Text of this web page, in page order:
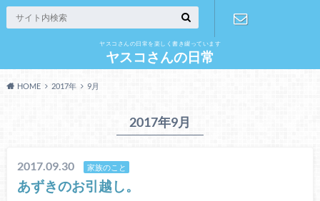
ヤスコさんの日常を楽しく書き綴っています
ヤスコさんの日常
HOME 2017年 9月
2017年9月
2017.09.30 家族のこと
あずきのお引越し。